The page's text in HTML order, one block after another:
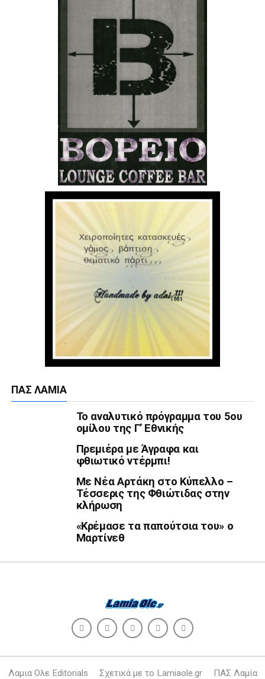
ΠΑΣ ΛΑΜΊΑ
Το αναλυτικό πρόγραμμα του 5ου
ομίλου της Γ’ Εθνικής
Πρεμιέρα με Άγραφα και
φθιωτικό ντέρμπι!
Με Νέα Αρτάκη στο Κύπελλο –
Τέσσερις της Φθιώτιδας στην
κλήρωση
«Κρέμασε τα παπούτσια του» ο
Μαρτίνεθ
Λαμια Ολε Editorials Σχετικά με το Lamiaole.gr ΠΑΣ Λαμία